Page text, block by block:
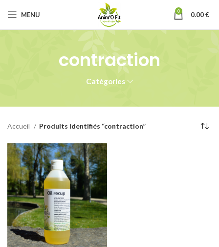
MENU 0 0.00€
contraction
Catégories
Accueil Produits identifiés “contraction”